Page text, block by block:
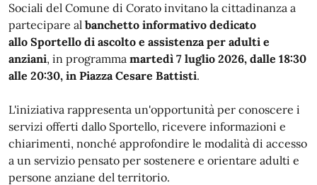
Sociali del Comune di Corato invitano la cittadinanza a
partecipare al banchetto informativo dedicato
allo Sportello di ascolto e assistenza per adulti e
anziani, in programma martedì 7 luglio 2026, dalle 18:30
alle 20:30, in Piazza Cesare Battisti.
L'iniziativa rappresenta un'opportunità per conoscere i
servizi offerti dallo Sportello, ricevere informazioni e
chiarimenti, nonché approfondire le modalità di accesso
a un servizio pensato per sostenere e orientare adulti e
persone anziane del territorio.